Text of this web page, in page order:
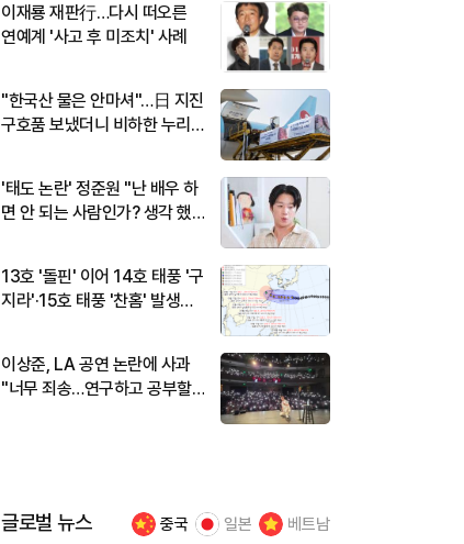
이재룡 재판行…다시 떠오른
연예계 '사고 후 미조치' 사례
"한국산 물은 안마셔"…日 지진
구호품 보냈더니 비하한 누리
'태도 논란' 정준원 "난 배우 하
면 안 되는 사람인가? 생각 했
13호 '돌핀' 이어 14호 태풍 '구
지라'·15호 태풍 '찬홈' 발생…
이상준, LA 공연 논란에 사과
"너무 죄송…연구하고 공부할
글로벌 뉴스 중국 일본 베트남